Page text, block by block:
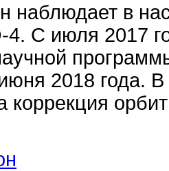
наблюдает в
С июля 2017
2018 года.
коррекция